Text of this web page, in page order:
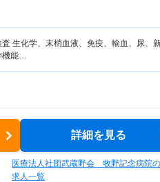
生化学、末梢血液、免疫、輸血、尿、
機能…
詳細を見る
医療法人社団武蔵野会 牧野記念病院の
求人一覧